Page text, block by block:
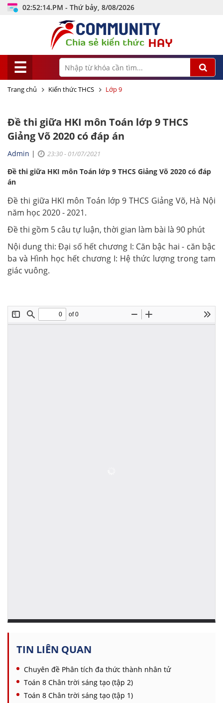
02:52:15.PM - Thứ bảy, 8/08/2026
☰
Trang chủ Kiến thức THCS Lớp 9
Đề thi giữa HKI môn Toán lớp 9 THCS
Giảng Võ 2020 có đáp án
Admin | 23:30 - 01/07/2021
Đề thi giữa HKI môn Toán lớp 9 THCS Giảng Võ 2020 có đáp
án
Đề thi giữa HKI môn Toán lớp 9 THCS Giảng Võ, Hà Nội
năm học 2020 - 2021.
Đề thi gồm 5 câu tự luận, thời gian làm bài là 90 phút
Nội dung thi: Đại số hết chương I: Căn bậc hai - căn bậc
ba và Hình học hết chương I: Hệ thức lượng trong tam
giác vuông.
TIN LIÊN QUAN
Chuyên đề Phân tích đa thức thành nhân tử
Toán 8 Chân trời sáng tạo (tập 2)
Toán 8 Chân trời sáng tạo (tập 1)